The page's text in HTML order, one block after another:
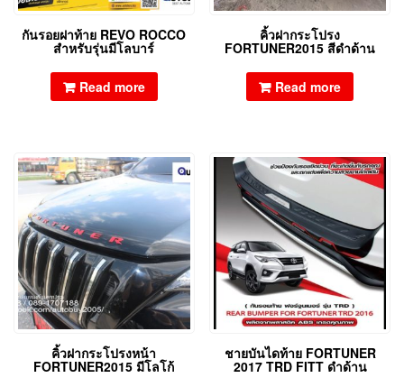
กันรอยฝาท้าย REVO ROCCO
สำหรับรุ่นมีโลบาร์
Read more
คิ้วฝากระโปรง
FORTUNER2015 สีดำด้าน
Read more
คิ้วฝากระโปรงหน้า
FORTUNER2015 มีโลโก้
ชายบันไดท้าย FORTUNER
2017 TRD FITT ดำด้าน